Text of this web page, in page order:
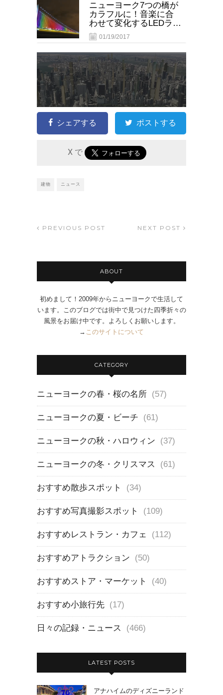
01/19/2017
ニューヨーク7つの橋が
カラフルに！音楽に合
わせて変化するLEDライ
ト設置計画をNY州が発
表
更新情報を
FBでお知らせします
シェアする ポストする
X で
建物 ニュース
PREVIOUS POST NEXT POST
ABOUT
初めまして！2009年からニューヨークで生活して
います。このブログでは街中で見つけた四季折々の
風景をお届け中です。よろしくお願いします。
→ このサイトについて
CATEGORY
ニューヨークの春・桜の名所 (57)
ニューヨークの夏・ビーチ (61)
ニューヨークの秋・ハロウィン (37)
ニューヨークの冬・クリスマス (61)
おすすめ散歩スポット (34)
おすすめ写真撮影スポット (109)
おすすめレストラン・カフェ (112)
おすすめアトラクション (50)
おすすめストア・マーケット (40)
おすすめ小旅行先 (17)
日々の記録・ニュース (466)
LATEST POSTS
アナハイムのディズニーランド